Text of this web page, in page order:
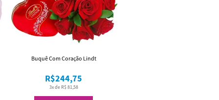
3x de R$ 81,58
R$244,75
Buquê Com Coração Lindt